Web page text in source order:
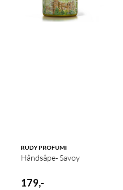
RUDY PROFUMI
Håndsåpe- Savoy
179,-